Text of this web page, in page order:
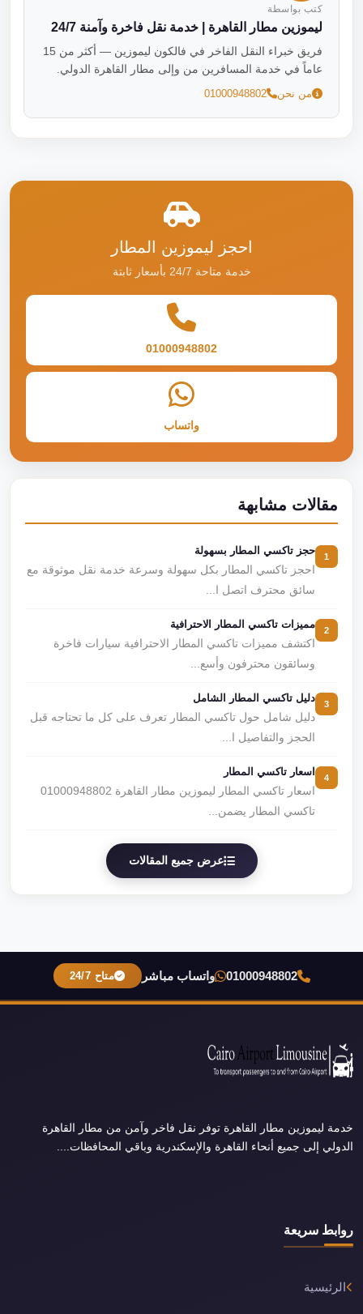
كتب بواسطة
ليموزين مطار القاهرة | خدمة نقل فاخرة وآمنة 24/7
فريق خبراء النقل الفاخر في فالكون ليموزين — أكثر من 15
عاماً في خدمة المسافرين من وإلى مطار القاهرة الدولي.
من نحن 01000948802
احجز ليموزين المطار
خدمة متاحة 24/7 بأسعار ثابتة
01000948802
واتساب
مقالات مشابهة
حجز تاكسي المطار بسهولة
احجز تاكسي المطار بكل سهولة وسرعة خدمة نقل موثوقة مع
سائق محترف اتصل ا...
مميزات تاكسي المطار الاحترافية
اكتشف مميزات تاكسي المطار الاحترافية سيارات فاخرة
وسائقون محترفون وأسع...
دليل تاكسي المطار الشامل
دليل شامل حول تاكسي المطار تعرف على كل ما تحتاجه قبل
الحجز والتفاصيل ا...
اسعار تاكسي المطار
اسعار تاكسي المطار ليموزين مطار القاهرة 01000948802
تاكسي المطار يضمن...
عرض جميع المقالات
01000948802 واتساب مباشر متاح 24/7
خدمة ليموزين مطار القاهرة توفر نقل فاخر وآمن من مطار القاهرة
الدولي إلى جميع أنحاء القاهرة والإسكندرية وباقي المحافظات....
روابط سريعة
الرئيسية